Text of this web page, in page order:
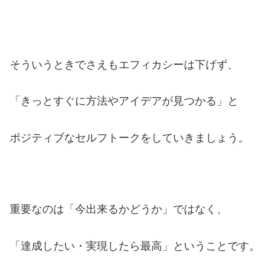
そういうときでさえもエフィカシーは下げず、
「きっとすぐに方法やアイデアが見つかる」と
ポジティブなセルフトークをしていきましょう。
重要なのは「今出来るかどうか」ではなく、
「達成したい・実現したら最高」ということです。